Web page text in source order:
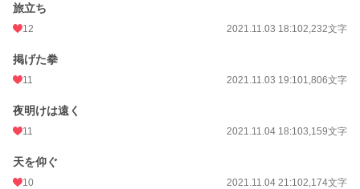
旅立ち
12 2021.11.03 18:102,232文字
掲げた拳
11 2021.11.03 19:101,806文字
夜明けは遠く
11 2021.11.04 18:103,159文字
天を仰ぐ
10 2021.11.04 21:102,174文字